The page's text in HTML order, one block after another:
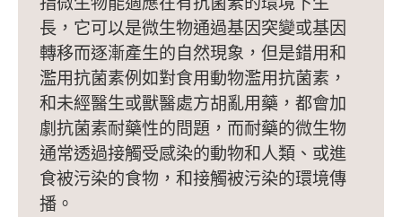
長，它可以是微生物通過基因突變或基因
轉移而逐漸產生的自然現象，但是錯用和
濫用抗菌素例如對食用動物濫用抗菌素，
和未經醫生或獸醫處方胡亂用藥，都會加
劇抗菌素耐藥性的問題，而耐藥的微生物
通常透過接觸受感染的動物和人類、或進
食被污染的食物，和接觸被污染的環境傳
播。